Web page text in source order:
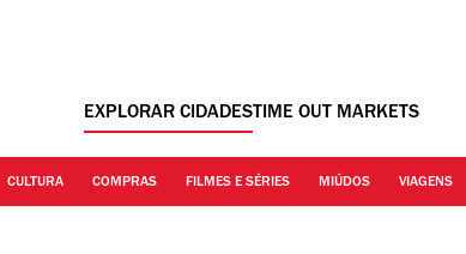
EXPLORAR CIDADESTIME OUT MARKETS
CULTURA COMPRAS FILMES E SÉRIES MIÚDOS VIAGENS